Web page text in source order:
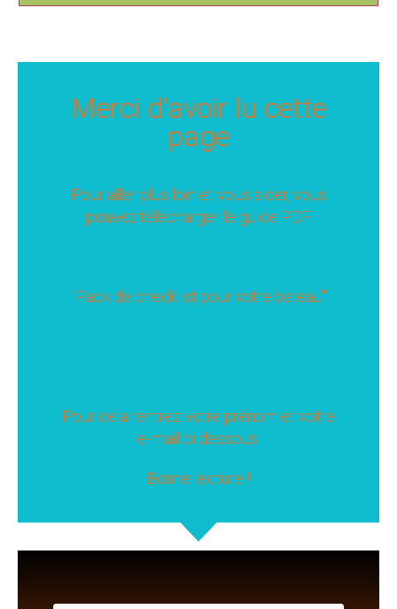
Merci d'avoir lu cette
page
Pour aller plus loin et vous aider, vous
pouvez télécharger le guide PDF
"Pack de checklist pour votre bateau"
Pour cela rentrez votre prénom et votre
e-mail ci dessous
Bonne lecture !